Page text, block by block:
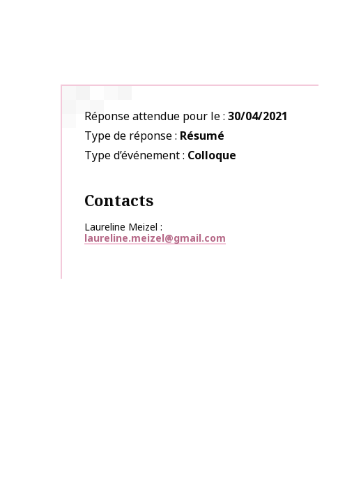
Réponse attendue pour le 30/04/2021
Type de réponse Résumé
Type d’événement Colloque
Contacts
Laureline Meizel
laureline.meizel@gmail.com